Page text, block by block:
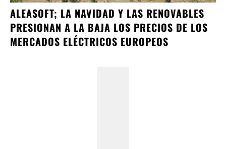
ALEASOFT; LA NAVIDAD Y LAS RENOVABLES
PRESIONAN A LA BAJA LOS PRECIOS DE LOS
MERCADOS ELÉCTRICOS EUROPEOS